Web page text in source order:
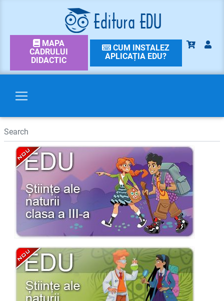
MAPA
CADRULUI
DIDACTIC
CUM INSTALEZ
APLICAȚIA EDU?